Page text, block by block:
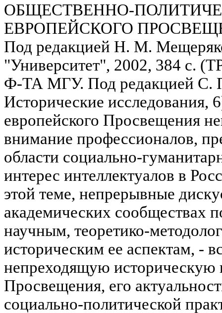
ОБЩЕСТВЕННО-
ЕВРОПЕЙСКОГО
Под редакцией Н. М.
"Университет", 2002, 384
Ф-ТА МГУ. Под редакцией С.
Исторические исследования,
европейского Просвещения
внимание профессионалов,
области социально-
интерес интеллектуалов в
этой теме, непрерывные
академических сообществах
научным, теоретико-
историческим ее аспектам, -
непреходящую историческую
Просвещения, его
социально-политической